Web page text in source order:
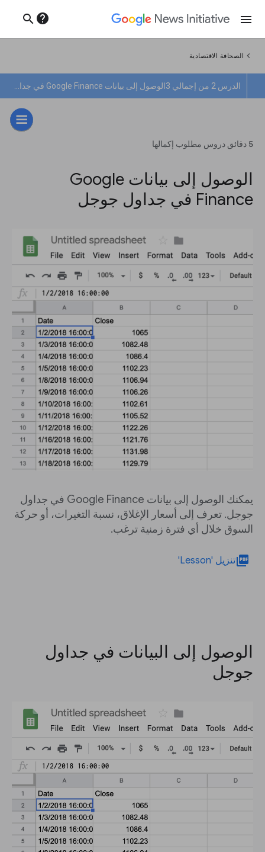
menu
help
search
chevron_left الصحافة الاقتصادية
الدرس 2 من إجمالي 3
5 دقائق دروس مطلوب إكمالها
الوصول إلى بيانات Google
Finance في جداول جوجل
يمكنك الوصول إلى بيانات Google Finance في جداول
جوجل. تعرف إلى أسعار الإغلاق، نسبة التغيرات، أو حركة
السوق خلال أي فترة زمنية ترغب.
picture_as_pdfتنزيل 'Lesson'
الوصول إلى البيانات في جداول
جوجل